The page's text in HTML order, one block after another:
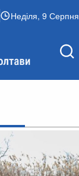
Неділя, 9 Серпня